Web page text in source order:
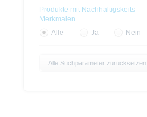
Produkte mit Nachhaltigskeits-
Merkmalen
Alle
Ja Nein
Alle Suchparameter zurücksetzen